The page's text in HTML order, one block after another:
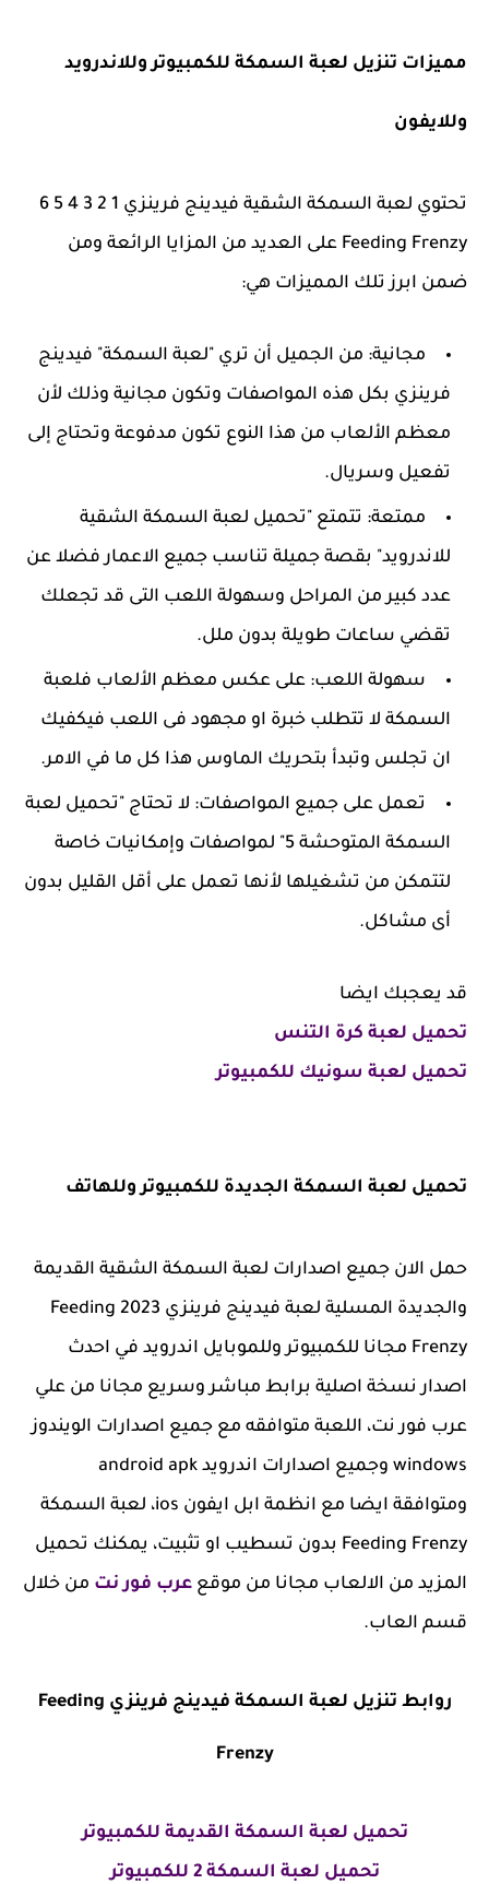
مميزات تنزيل لعبة السمكة للكمبيوتر وللاندرويد
وللايفون
تحتوي لعبة السمكة الشقية فيدينج فرينزي 1 2 3 4 5 6
Feeding Frenzy على العديد من المزايا الرائعة ومن
ضمن ابرز تلك المميزات هي:
مجانية: من الجميل أن تري "لعبة السمكة" فيدينج
فرينزي بكل هذه المواصفات وتكون مجانية وذلك لأن
معظم الألعاب من هذا النوع تكون مدفوعة وتحتاج إلى
تفعيل وسريال.
ممتعة: تتمتع "تحميل لعبة السمكة الشقية
للاندرويد" بقصة جميلة تناسب جميع الاعمار فضلا عن
عدد كبير من المراحل وسهولة اللعب التى قد تجعلك
تقضي ساعات طويلة بدون ملل.
سهولة اللعب: على عكس معظم الألعاب فلعبة
السمكة لا تتطلب خبرة او مجهود فى اللعب فيكفيك
ان تجلس وتبدأ بتحريك الماوس هذا كل ما في الامر.
تعمل على جميع المواصفات: لا تحتاج "تحميل لعبة
السمكة المتوحشة 5" لمواصفات وإمكانيات خاصة
لتتمكن من تشغيلها لأنها تعمل على أقل القليل بدون
أى مشاكل.
قد يعجبك ايضا
تحميل لعبة كرة التنس
تحميل لعبة سونيك للكمبيوتر
تحميل لعبة السمكة الجديدة للكمبيوتر وللهاتف
حمل الان جميع اصدارات لعبة السمكة الشقية القديمة
والجديدة المسلية لعبة فيدينج فرينزي 2023 Feeding
Frenzy مجانا للكمبيوتر وللموبايل اندرويد في احدث
اصدار نسخة اصلية برابط مباشر وسريع مجانا من علي
عرب فور نت، اللعبة متوافقه مع جميع اصدارات الويندوز
windows وجميع اصدارات اندرويد android apk
ومتوافقة ايضا مع انظمة ابل ايفون ios، لعبة السمكة
Feeding Frenzy بدون تسطيب او تثبيت، يمكنك تحميل
المزيد من الالعاب مجانا من موقع عرب فور نت من خلال
قسم العاب.
روابط تنزيل لعبة السمكة فيدينج فرينزي Feeding
Frenzy
تحميل لعبة السمكة القديمة للكمبيوتر
تحميل لعبة السمكة 2 للكمبيوتر